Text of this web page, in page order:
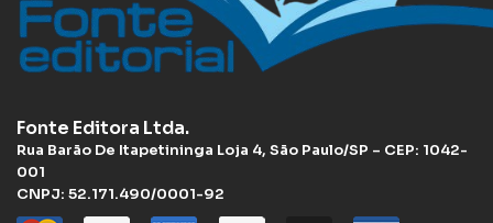
Fonte Editora Ltda.
Rua Barão De Itapetininga Loja 4, São Paulo/SP – CEP: 1042-
001
CNPJ: 52.171.490/0001-92